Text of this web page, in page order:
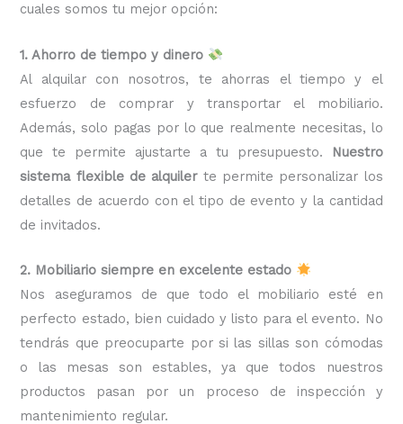
cuales somos tu mejor opción:
1. Ahorro de tiempo y dinero
Al alquilar con nosotros, te ahorras el tiempo y el
esfuerzo de comprar y transportar el mobiliario.
Además, solo pagas por lo que realmente necesitas, lo
que te permite ajustarte a tu presupuesto.
Nuestro
sistema flexible de alquilerte permite personalizar los
detalles de acuerdo con el tipo de evento y la cantidad
de invitados.
2. Mobiliario siempre en excelente estado
Nos aseguramos de que todo el mobiliario esté en
perfecto estado, bien cuidado y listo para el evento. No
tendrás que preocuparte por si las sillas son cómodas
o las mesas son estables, ya que todos nuestros
productos pasan por un proceso de inspección y
mantenimiento regular.